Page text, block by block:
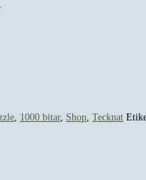
1000 bitar, Shop Tecknat